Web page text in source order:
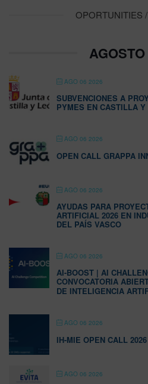
OPORTUNITIES
AGO 06 2026
SUBVENCIONES A
PYMES EN CASTILLA Y
AGO 06 2026
OPEN CALL GRAPPA
AGO 06 2026
AYUDAS PARA
ARTIFICIAL 2026 EN
DEL PAÍS VASCO
AGO 06 2026
AI-BOOST | AI
CONVOCATORIA
DE INTELIGENCIA
AGO 06 2026
IH-MIE OPEN CALL 2026
AGO 06 2026